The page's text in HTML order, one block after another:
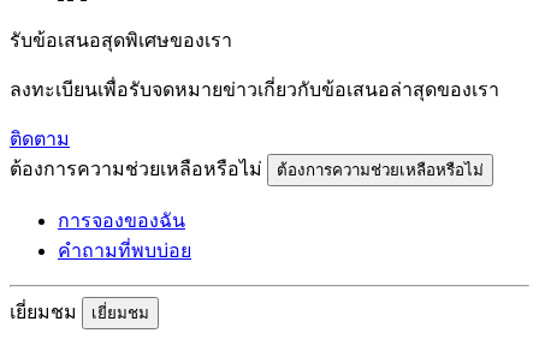
รับข้อเสนอสุดพิเศษของเรา
ลงทะเบียนเพื่อรับจดหมายข่าวเกี่ยวกับข้อเสนอล่าสุดของเรา
ติดตาม
ต้องการความช่วยเหลือหรือไม่
ต้องการความช่วยเหลือหรือไม่
การจองของฉัน
คำถามที่พบบ่อย
เยี่ยมชม เยี่ยมชม